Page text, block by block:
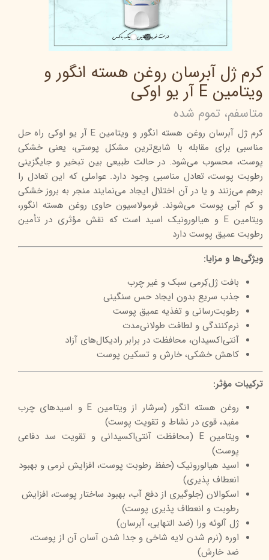
کرم ژل آبرسان روغن هسته انگور و
ویتامین E آر یو اوکی
متاسفم، تموم شده
کرم ژل آبرسان روغن هسته انگور و ویتامین E آر یو اوکی راه حل
مناسبی برای مقابله با شایع‌ترین مشکل پوستی، یعنی خشکی
پوست، محسوب می‌شود. در حالت طبیعی بین تبخیر و جایگزینی
رطوبت پوست، تعادل مناسبی وجود دارد. عواملی که این تعادل را
برهم می‌زنند و یا در آن اختلال ایجاد می‌نمایند منجر به بروز خشکی
و کم آبی پوست می‌شوند. فرمولاسیون حاوی روغن هسته انگور،
ویتامین E و هیالورونیک اسید است که نقش مؤثری در تأمین
رطوبت عمیق پوست دارد
ویژگی‌ها و مزایا:
بافت ژل‌کِرمی سبک و غیر چرب
جذب سریع بدون ایجاد حس سنگینی
رطوبت‌رسانی و تغذیه عمیق پوست
نرم‌کنندگی و لطافت طولانی‌مدت
آنتی‌اکسیدان، محافظت در برابر رادیکال‌های آزاد
کاهش خشکی، خارش و تسکین پوست
ترکیبات مؤثر:
روغن هسته انگور (سرشار از ویتامین E و اسیدهای چرب
مفید، قوی در نشاط و تقویت پوست)
ویتامین E (محافظت آنتی‌اکسیدانی و تقویت سد دفاعی
پوست)
اسید هیالورونیک (حفظ رطوبت پوست، افزایش نرمی و بهبود
انعطاف پذیری)
اسکوالان (جلوگیری از دفع آب، بهبود ساختار پوست، افزايش
رطوبت و انعطاف پذيری پوست)
ژل آلوئه ورا (ضد التهابی، آبرسان)
اوره (نرم شدن لایه شاخی و جدا شدن آسان آن از پوست،
ضد خارش)